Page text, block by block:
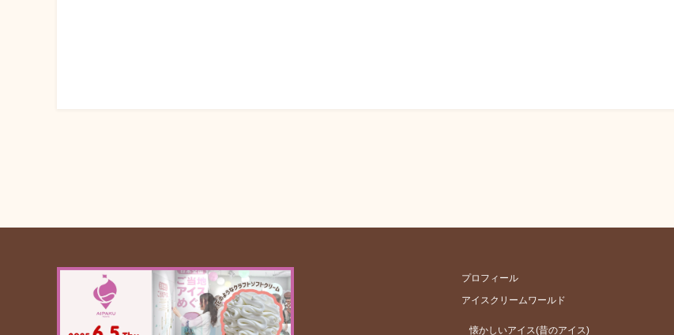
プロフィール
アイスクリームワールド
懐かしいアイス(昔のアイス)